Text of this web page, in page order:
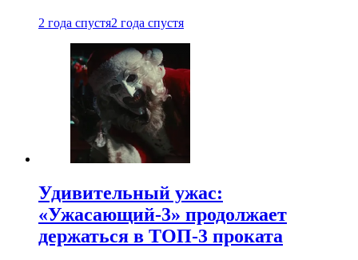
2 года спустя2 года спустя
Удивительный ужас:
«Ужасающий-3» продолжает
держаться в ТОП-3 проката